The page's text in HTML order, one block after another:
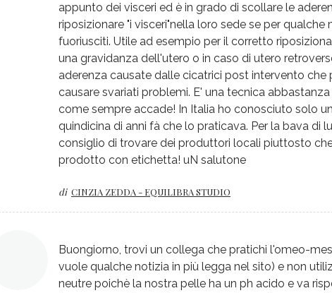
appunto dei visceri ed è in grado di scollare le
riposizionare "i visceri"nella loro sede se per qualche
fuoriusciti. Utile ad esempio per il corretto
una gravidanza dell'utero o in caso di utero
aderenza causate dalle cicatrici post intervento che
causare svariati problemi. E' una tecnica
come sempre accade! In Italia ho conosciuto solo
quindicina di anni fà che lo praticava. Per la bava di
consiglio di trovare dei produttori locali piuttosto
prodotto con etichetta! uN salutone
di CINZIA ZEDDA - EQUILIBRA STUDIO
Buongiorno, trovi un collega che pratichi l'omeo-
vuole qualche notizia in più legga nel sito) e non
neutre poichè la nostra pelle ha un ph acido e va